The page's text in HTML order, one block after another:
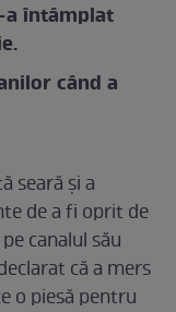
a întâmplat
când a
seară și a
de a fi oprit de
canalul său
că a mers
o piesă pentru